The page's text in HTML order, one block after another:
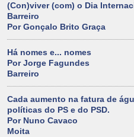
(Con)viver (com) o Dia
Barreiro
Por Gonçalo Brito Graça
Há nomes e... nomes
Por Jorge Fagundes
Barreiro
Cada aumento na fatura de
políticas do PS e do PSD.
Por Nuno Cavaco
Moita